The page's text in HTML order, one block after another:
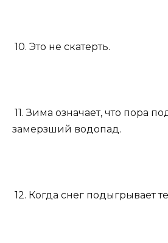
10. Это не скатерть.
11. Зима означает, что пора
замерзший водопад.
12. Когда снег подыгрывает